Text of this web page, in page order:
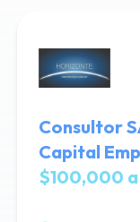
Consultor
Capital
$100,000